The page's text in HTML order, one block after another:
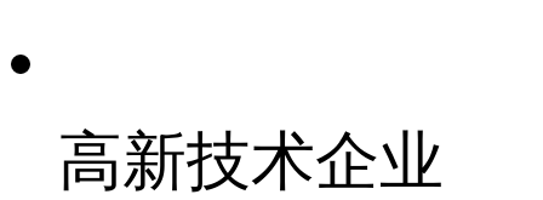
高新技术企业